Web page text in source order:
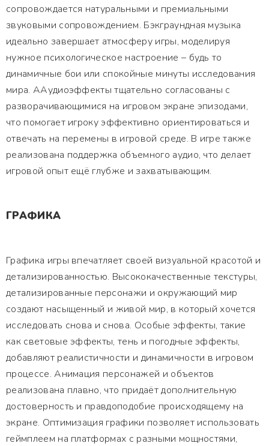
сопровождается натуральными и премиальными
звуковыми сопровождением. Бэкграундная музыка
идеально завершает атмосферу игры, моделируя
нужное психологическое настроение – будь то
динамичные бои или спокойные минуты исследования
мира. ААудиоэффекты тщательно согласованы с
разворачивающимися на игровом экране эпизодами,
что помогает игроку эффективно ориентироваться и
отвечать на перемены в игровой среде. В игре также
реализована поддержка объемного аудио, что делает
игровой опыт ещё глубже и захватывающим.
ГРАФИКА
Графика игры впечатляет своей визуальной красотой и
детализированностью. Высококачественные текстуры,
детализированные персонажи и окружающий мир
создают насыщенный и живой мир, в который хочется
исследовать снова и снова. Особые эффекты, такие
как световые эффекты, тень и погодные эффекты,
добавляют реалистичности и динамичности в игровом
процессе. Анимация персонажей и объектов
реализована плавно, что придаёт дополнительную
достоверность и правдоподобие происходящему на
экране. Оптимизация графики позволяет использовать
геймплеем на платформах с разными мощностями,